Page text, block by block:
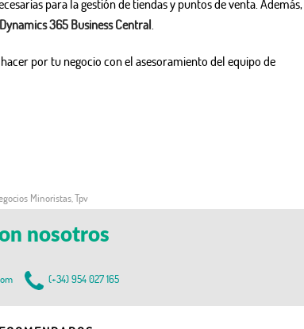
para la gestión de tiendas y puntos de venta. Además,
Dynamics 365 Business Central.
por tu negocio con el asesoramiento del equipo de
Minoristas,Tpv
nosotros
(+34) 954 027 165